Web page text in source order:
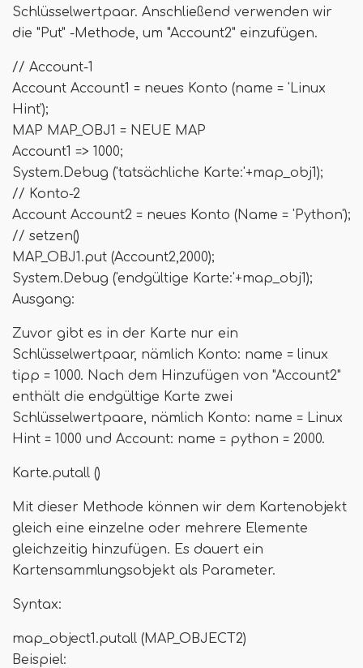
Schlüsselwertpaar. Anschließend verwenden wir
die "Put" -Methode, um "Account2" einzufügen.
// Account-1
Account Account1 = neues Konto (name = 'Linux
Hint');
MAP MAP_OBJ1 = NEUE MAP
Account1 => 1000;
System.Debug ('tatsächliche Karte:'+map_obj1);
// Konto-2
Account Account2 = neues Konto (Name = 'Python');
// setzen()
MAP_OBJ1.put (Account2,2000);
System.Debug ('endgültige Karte:'+map_obj1);
Ausgang:
Zuvor gibt es in der Karte nur ein
Schlüsselwertpaar, nämlich Konto: name = linux
tipp = 1000. Nach dem Hinzufügen von "Account2"
enthält die endgültige Karte zwei
Schlüsselwertpaare, nämlich Konto: name = Linux
Hint = 1000 und Account: name = python = 2000.
Karte.putall ()
Mit dieser Methode können wir dem Kartenobjekt
gleich eine einzelne oder mehrere Elemente
gleichzeitig hinzufügen. Es dauert ein
Kartensammlungsobjekt als Parameter.
Syntax:
map_object1.putall (MAP_OBJECT2)
Beispiel: